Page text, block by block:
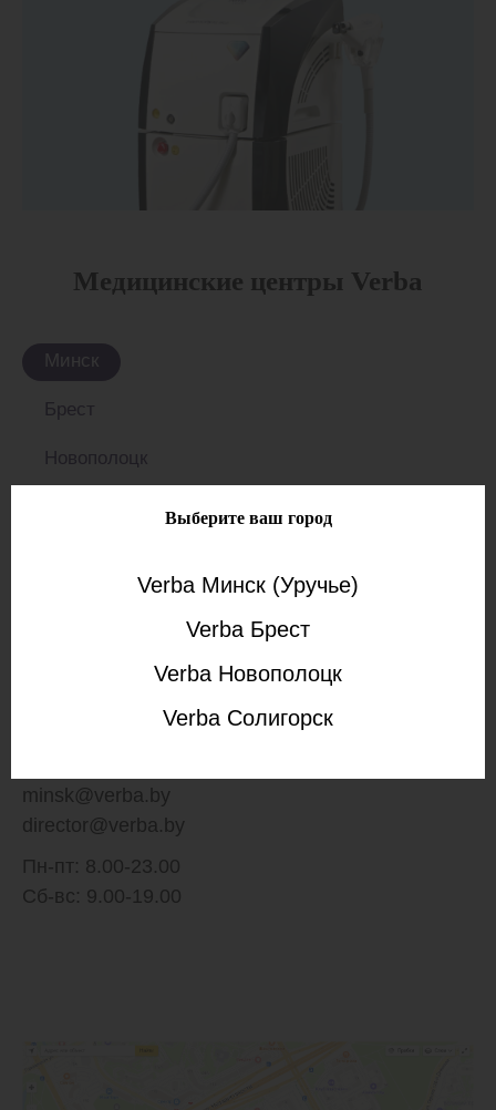
Медицинские центры Verba
Минск
Брест
Новополоцк
Verba Минск (Уручье)
Минск, пр. Независимости, 168/3
minsk@verba.by
director@verba.by
Пн-пт: 8.00-23.00
Сб-вс: 9.00-19.00
Выберите ваш город
Verba Минск (Уручье)
Verba Брест
Verba Новополоцк
Verba Солигорск